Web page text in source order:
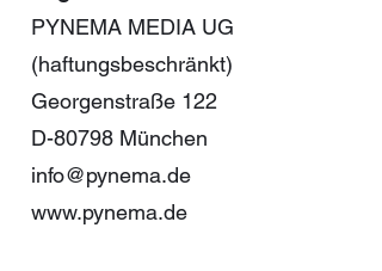
PYNEMA MEDIA UG
(haftungsbeschränkt)
Georgenstraße 122
D-80798 München
info@pynema.de
www.pynema.de